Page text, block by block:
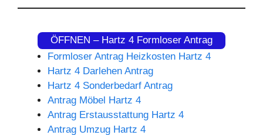
ÖFFNEN – Hartz 4 Formloser Antrag
Formloser Antrag Heizkosten Hartz 4
Hartz 4 Darlehen Antrag
Hartz 4 Sonderbedarf Antrag
Antrag Möbel Hartz 4
Antrag Erstausstattung Hartz 4
Antrag Umzug Hartz 4